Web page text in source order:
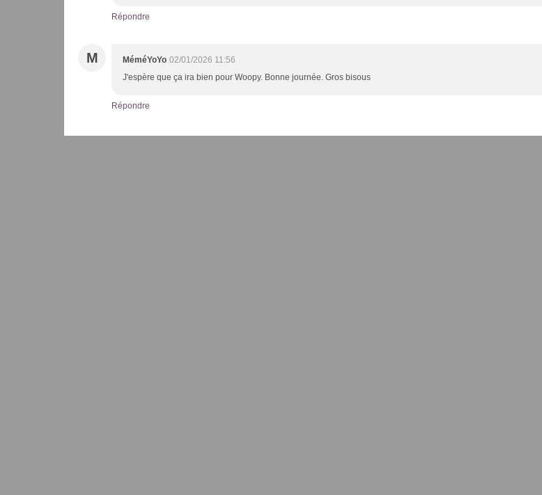
Répondre
M MéméYoYo 02/01/2026 11:56
J'espère que ça ira bien pour Woopy. Bonne journée. Gros bisous
Répondre